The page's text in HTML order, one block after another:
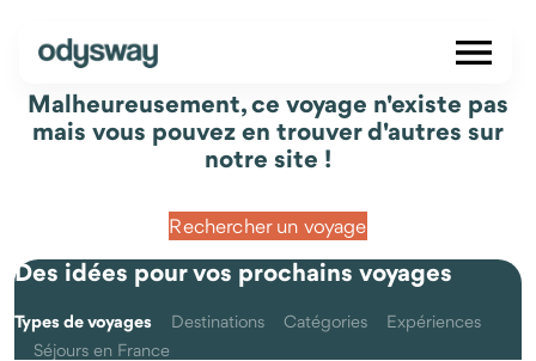
Malheureusement, ce voyage n'existe pas
mais vous pouvez en trouver d'autres sur
notre site !
Rechercher un voyage
Des idées pour vos prochains voyages
Types de voyages Destinations Catégories
Expériences
Séjours en France